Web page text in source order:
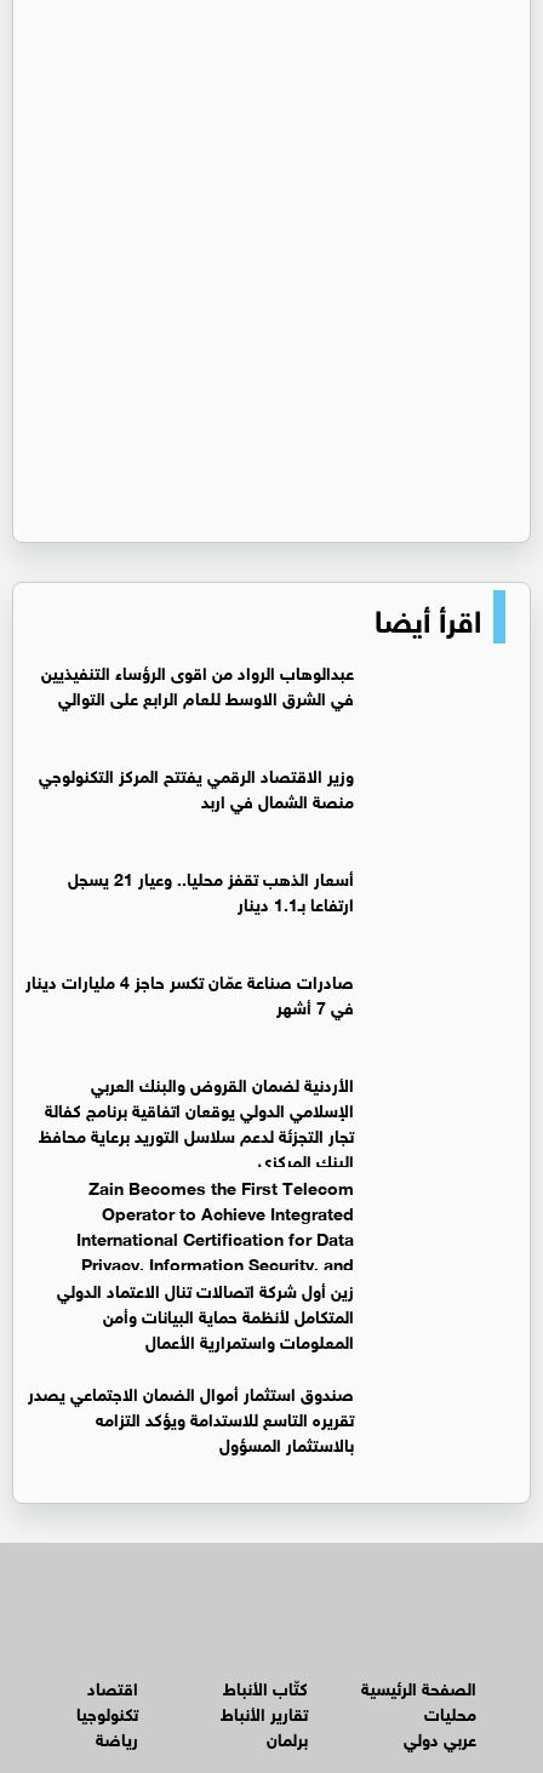
اقرأ أيضا
عبدالوهاب الرواد من اقوى الرؤساء التنفيذيين
في الشرق الاوسط للعام الرابع على التوالي
وزير الاقتصاد الرقمي يفتتح المركز التكنولوجي
منصة الشمال في اربد
أسعار الذهب تقفز محليا.. وعيار 21 يسجل
ارتفاعا بـ1.1 دينار
صادرات صناعة عمّان تكسر حاجز 4 مليارات دينار
في 7 أشهر
الأردنية لضمان القروض والبنك العربي
الإسلامي الدولي يوقعان اتفاقية برنامج كفالة
تجار التجزئة لدعم سلاسل التوريد برعاية محافظ
البنك المركزي
Zain Becomes the First Telecom
Operator to Achieve Integrated
International Certification for Data
Privacy, Information Security, and
Business Continuity Management Systems
زين أول شركة اتصالات تنال الاعتماد الدولي
المتكامل لأنظمة حماية البيانات وأمن
المعلومات واستمرارية الأعمال
صندوق استثمار أموال الضمان الاجتماعي يصدر
تقريره التاسع للاستدامة ويؤكد التزامه
بالاستثمار المسؤول
الصفحة الرئيسية
محليات
عربي دولي
كتّاب الأنباط
تقارير الأنباط
برلمان
اقتصاد
تكنولوجيا
رياضة